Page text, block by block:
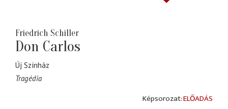
Friedrich Schiller
Don Carlos
Új Színház
Tragédia
ELŐADÁS